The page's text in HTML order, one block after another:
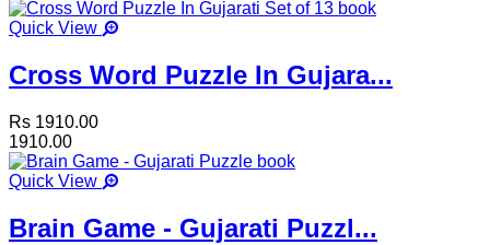
Quick View
Cross Word Puzzle In Gujara...
Rs 1910.00
1910.00
Quick View
Brain Game - Gujarati Puzzl...